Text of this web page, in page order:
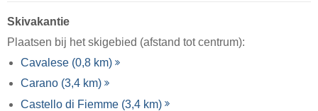
Skivakantie
Plaatsen bij het skigebied (afstand tot centrum):
Cavalese (0,8 km)
Carano (3,4 km)
Castello di Fiemme (3,4 km)